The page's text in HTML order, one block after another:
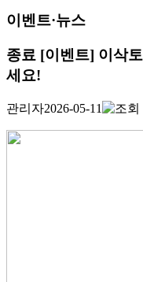
이벤트·뉴스
종료 [이벤트] 이삭
세요!
관리자2026-05-11